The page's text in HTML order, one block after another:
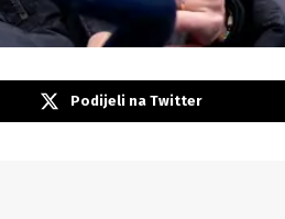
Podijeli na Twitter